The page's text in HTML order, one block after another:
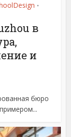
•
в
и
бюро